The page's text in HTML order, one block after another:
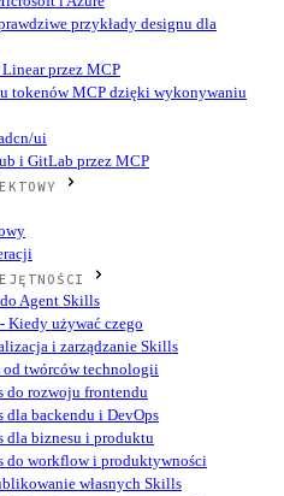
przykłady designu dla
przez MCP
tokenów MCP dzięki wykonywaniu
ui
i GitLab przez MCP
Agent Skills
Kiedy używać czego
i zarządzanie Skills
twórców technologii
do rozwoju frontendu
dla backendu i DevOps
dla biznesu i produktu
do workflow i produktywności
własnych Skills